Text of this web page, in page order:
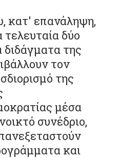
κατ' επανάληψη,
τελευταία δύο
διδάγματα της
τον
της
μέσα
συνέδριο,
και